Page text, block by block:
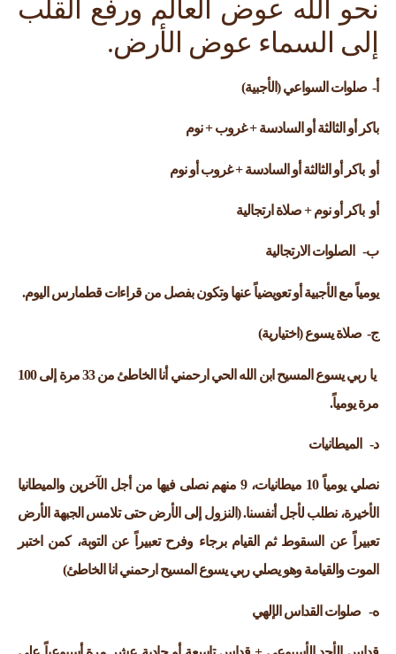
نحو الله عوض العالم ورفع القلب
إلى السماء عوض الأرض.
‌أ- صلوات السواعي (الأجبية)
باكر أو الثالثة أو السادسة + غروب + نوم
أو باكر أو الثالثة أو السادسة + غروب أو نوم
أو باكر أو نوم + صلاة ارتجالية
‌ب- الصلوات الارتجالية
يومياً مع الأجبية أو تعويضياً عنها وتكون بفصل من قراءات قطمارس اليوم.
‌ج- صلاة يسوع (اختيارية)
يا ربي يسوع المسيح ابن الله الحي ارحمني أنا الخاطئ من 33 مرة إلى 100
مرة يومياً.
‌د- الميطانيات
نصلي يومياً 10 ميطانيات، 9 منهم نصلى فيها من أجل الآخرين والميطانيا
الأخيرة، نطلب لأجل أنفسنا. (النزول إلى الأرض حتى تلامس الجبهة الأرض
تعبيراً عن السقوط ثم القيام برجاء وفرح تعبيراً عن التوبة، كمن اختبر
الموت والقيامة وهو يصلي ربي يسوع المسيح ارحمني انا الخاطئ)
‌ه- صلوات القداس الإلهي